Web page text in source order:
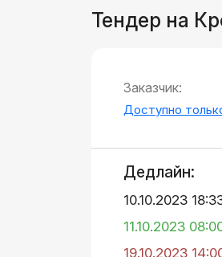
Тендер на
Заказчик:
Доступно
Дедлайн:
10.10.2023
11.10.2023
19.10.2023